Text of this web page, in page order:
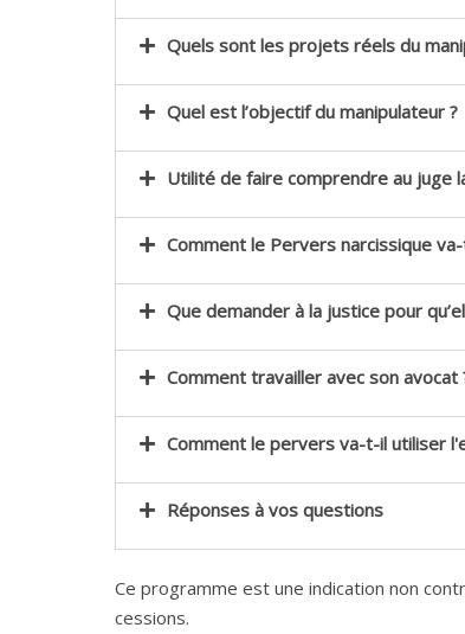
Quels sont les projets réels du
Quel est l’objectif du manipulateur ?
Utilité de faire comprendre au juge
Comment le Pervers narcissique
Que demander à la justice pour
Comment travailler avec son avocat
Comment le pervers va-t-il utiliser
Réponses à vos questions
Ce programme est une indication non
cessions.